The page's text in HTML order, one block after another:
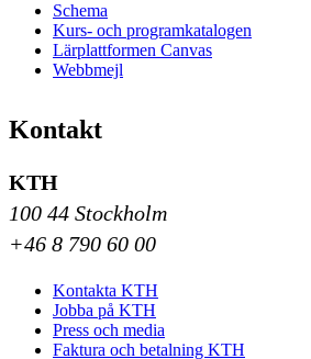
Schema
Kurs- och programkatalogen
Lärplattformen Canvas
Webbmejl
Kontakt
KTH
100 44 Stockholm
+46 8 790 60 00
Kontakta KTH
Jobba på KTH
Press och media
Faktura och betalning KTH